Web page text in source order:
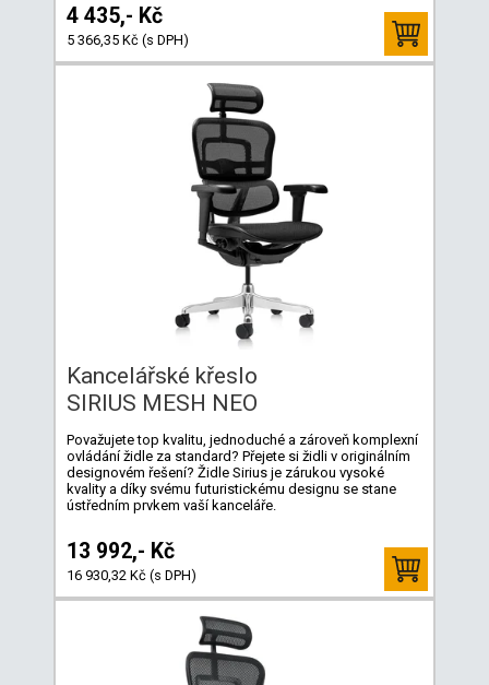
4 435,- Kč
5 366,35 Kč (s DPH)
Kancelářské křeslo
SIRIUS MESH NEO
Považujete top kvalitu, jednoduché a zároveň komplexní
ovládání židle za standard? Přejete si židli v originálním
designovém řešení? Židle Sirius je zárukou vysoké
kvality a díky svému futuristickému designu se stane
ústředním prvkem vaší kanceláře.
13 992,- Kč
16 930,32 Kč (s DPH)